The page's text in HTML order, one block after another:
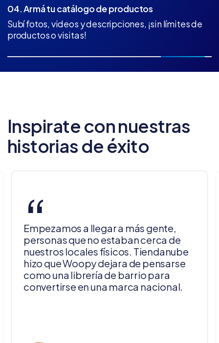
04. Armá tu catálogo de productos
Subí fotos, videos y descripciones, ¡sin límites de
productos o visitas!
Inspirate con nuestras
historias de éxito
“
Empezamos a llegar a más gente,
personas que no estaban cerca de
nuestros locales físicos. Tiendanube
hizo que Woopy dejara de pensarse
como una librería de barrio para
convertirse en una marca nacional.